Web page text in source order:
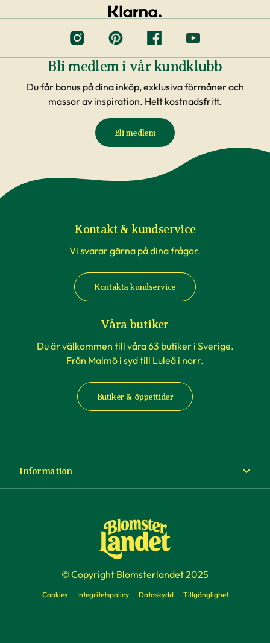
Bli medlem i vår kundklubb
Du får bonus på dina inköp, exklusiva förmåner och
massor av inspiration. Helt kostnadsfritt.
Bli medlem
Kontakt & kundservice
Vi svarar gärna på dina frågor.
Kontakta kundservice
Våra butiker
Du är välkommen till våra 63 butiker i Sverige.
Från Malmö i syd till Luleå i norr.
Butiker & öppettider
Information
Köp- och leveransvillkor
Företag
© Copyright Blomsterlandet 2025
Cookies Integritetspolicy Dataskydd Tillgänglighet